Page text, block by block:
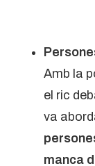
Amb la
el ric
va
manca